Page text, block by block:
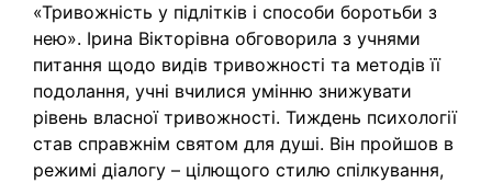
«Тривожність у підлітків і способи боротьби з
нею». Ірина Вікторівна обговорила з учнями
питання щодо видів тривожності та методів її
подолання, учні вчилися умінню знижувати
рівень власної тривожності. Тиждень психології
став справжнім святом для душі. Він пройшов в
режимі діалогу – цілющого стилю спілкування,